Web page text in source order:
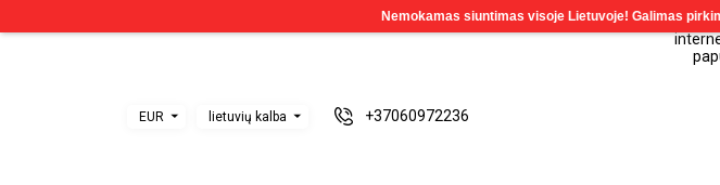
EUR lietuvių kalba +37060972236